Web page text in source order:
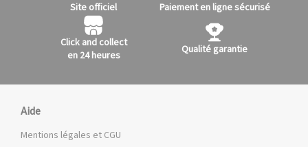
Site officiel Paiement en ligne sécurisé
Click and collect
en 24 heures
Qualité garantie
Aide
Mentions légales et CGU